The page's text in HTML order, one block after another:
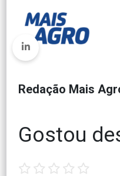
Redação Mais
Gostou
star stars stars stars stars